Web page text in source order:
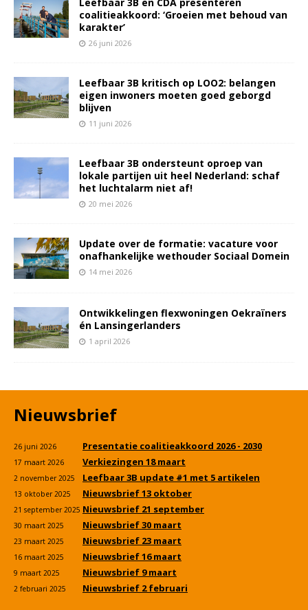
coalitieakkoord: ‘Groeien met behoud van
karakter’
26 juni 2026
Leefbaar 3B kritisch op LOO2: belangen
eigen inwoners moeten goed geborgd
blijven
11 juni 2026
Leefbaar 3B ondersteunt oproep van
lokale partijen uit heel Nederland: schaf
het luchtalarm niet af!
20 mei 2026
Update over de formatie: vacature voor
onafhankelijke wethouder Sociaal Domein
14 mei 2026
Ontwikkelingen flexwoningen Oekraïners
én Lansingerlanders
1 april 2026
Nieuwsbrief
26 juni 2026 Presentatie coalitieakkoord 2026 - 2030
17 maart 2026 Verkiezingen 18 maart
2 november 2025 Leefbaar 3B update #1 met 5 artikelen
13 oktober 2025 Nieuwsbrief 13 oktober
21 september 2025 Nieuwsbrief 21 september
30 maart 2025 Nieuwsbrief 30 maart
23 maart 2025 Nieuwsbrief 23 maart
16 maart 2025 Nieuwsbrief 16 maart
9 maart 2025 Nieuwsbrief 9 maart
2 februari 2025 Nieuwsbrief 2 februari